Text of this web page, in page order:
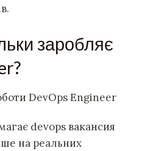
заробляє
devops вакансия
на реальних